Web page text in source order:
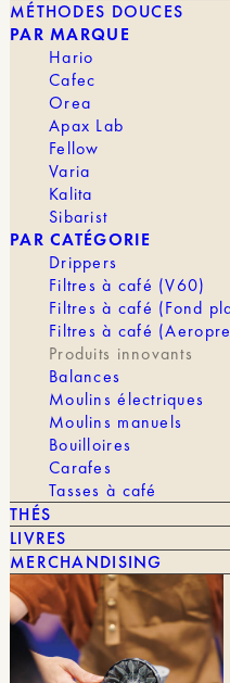
MÉTHODES DOUCES
PAR MARQUE
Hario
Cafec
Orea
Apax Lab
Fellow
Varia
Kalita
Sibarist
PAR CATÉGORIE
Drippers
Filtres à café (V60)
Filtres à café (Fond
Filtres à café
Produits innovants
Balances
Moulins électriques
Moulins manuels
Bouilloires
Carafes
Tasses à café
THÉS
LIVRES
MERCHANDISING
à la maison comme
et pratique pour
reprendre le
meilleur de chaque
Mode d’utilisation
Ajouter 5 gouttes
500 ml d’eau pure,
secondes
Informations
Ce produit étant
formation de
phénomène normal.
après dilution avant
Origine : Taïwan
Contenance : 15 ml
Format : Flacon
Best Before : 19
En stock
quantité
de
Aquacode
-
Mineral
Drops
15ml
AJOUTER AU PANIER | 32,90 €